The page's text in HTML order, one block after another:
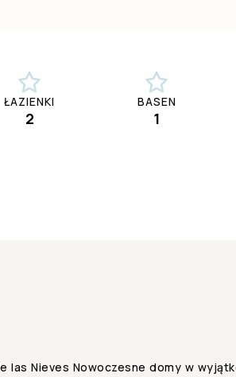
ŁAZIENKI
2
BASEN
1
las Nieves Nowoczesne domy w